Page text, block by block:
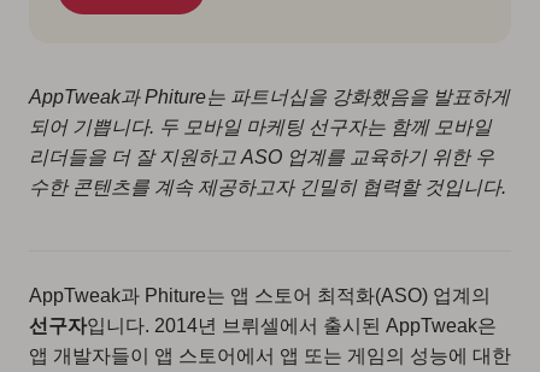
AppTweak과 Phiture는 파트너십을 강화했음을 발표하게
되어 기쁩니다. 두 모바일 마케팅 선구자는 함께 모바일
리더들을 더 잘 지원하고 ASO 업계를 교육하기 위한 우
수한 콘텐츠를 계속 제공하고자 긴밀히 협력할 것입니다.
AppTweak과 Phiture는 앱 스토어 최적화(ASO) 업계의
선구자입니다. 2014년 브뤼셀에서 출시된 AppTweak은
앱 개발자들이 앱 스토어에서 앱 또는 게임의 성능에 대한